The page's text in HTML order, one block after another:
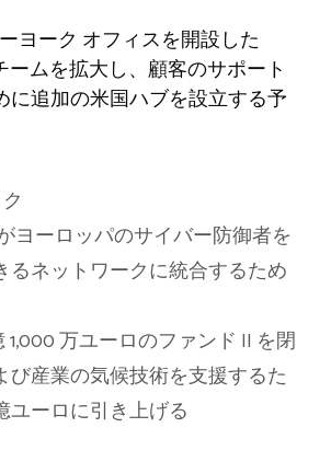
ヨーク オフィスを開設した
ームを拡大し、顧客のサポート
に追加の米国ハブを設立する予
ヨーロッパのサイバー防御者を
るネットワークに統合するため
1,000 万ユーロのファンド II を閉
び産業の気候技術を支援するた
ユーロに引き上げる